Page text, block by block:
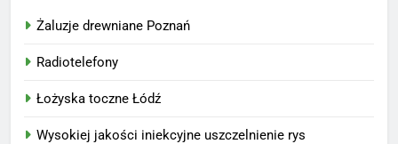
Żaluzje drewniane Poznań
Radiotelefony
Łożyska toczne Łódź
Wysokiej jakości iniekcyjne uszczelnienie rys